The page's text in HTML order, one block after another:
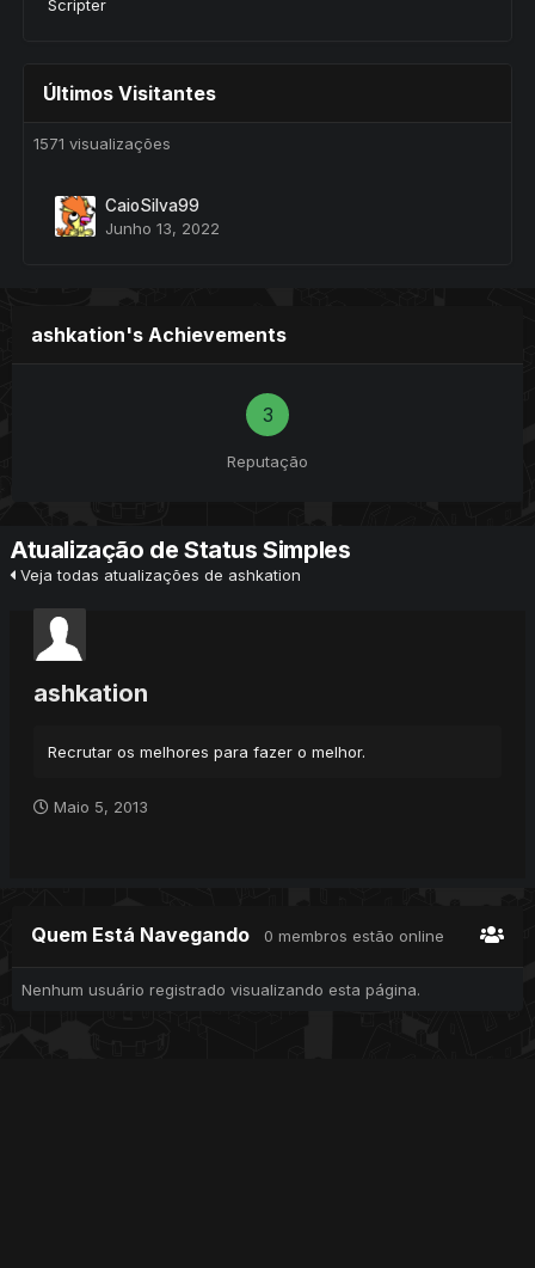
Scripter
Últimos Visitantes
1571 visualizações
CaioSilva99
Junho 13, 2022
ashkation's Achievements
3
Reputação
Atualização de Status Simples
Veja todas atualizações de ashkation
ashkation
Recrutar os melhores para fazer o melhor.
Maio 5, 2013
Quem Está Navegando 0 membros estão online
Nenhum usuário registrado visualizando esta página.